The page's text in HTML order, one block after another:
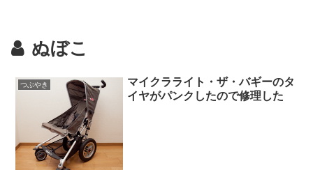
ぬぼこ
つぶやき
マイクラライト・ザ・バギーのタ
イヤがパンクしたので修理した